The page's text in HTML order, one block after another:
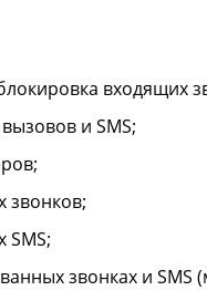
входящих
и SMS;
звонков;
SMS;
звонках и